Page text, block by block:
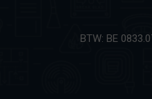
BTW: BE